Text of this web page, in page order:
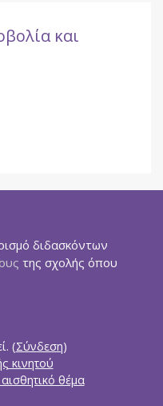
και
διδασκόντων
της σχολής όπου
(Σύνδεση)
κινητού
θέμα